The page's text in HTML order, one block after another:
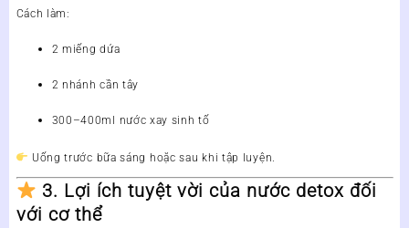
Cách làm:
2 miếng dứa
2 nhánh cần tây
300–400ml nước xay sinh tố
Uống trước bữa sáng hoặc sau khi tập luyện.
3. Lợi ích tuyệt vời của nước detox đối
với cơ thể